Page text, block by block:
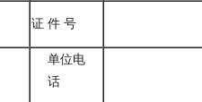
证 件 号
单位电
话